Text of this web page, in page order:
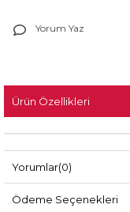
Yorum Yaz
Ürün Özellikleri
Yorumlar(0)
Ödeme Seçenekleri